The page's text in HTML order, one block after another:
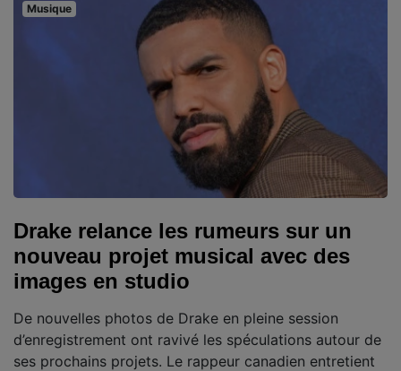
Musique
Drake relance les rumeurs sur un
nouveau projet musical avec des
images en studio
De nouvelles photos de Drake en pleine session
d’enregistrement ont ravivé les spéculations autour de
ses prochains projets. Le rappeur canadien entretient